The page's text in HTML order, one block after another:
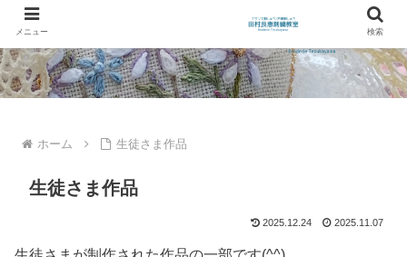
ホーム 生徒さま作品
生徒さま作品
2025.12.24 2025.11.07
メニュー 検索